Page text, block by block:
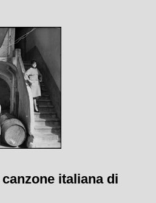
italiana di